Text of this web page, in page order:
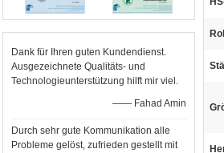
Dank für Ihren guten Kundendienst.
Ausgezeichnete Qualitäts- und
Technologieunterstützung hilft mir viel.
—— Fahad Amin
Durch sehr gute Kommunikation alle
Probleme gelöst, zufrieden gestellt mit